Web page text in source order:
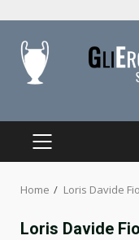
content
PRIMARY
Home Loris Davide
Loris Davide